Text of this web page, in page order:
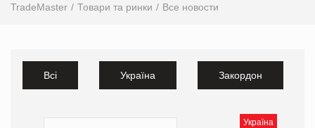
TradeMaster Товари та ринки Все новости
Всі Україна Закордон
Україна